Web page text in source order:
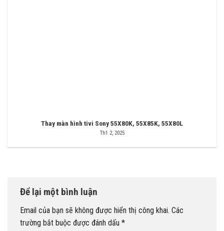
Thay màn hình tivi Sony 55X80K, 55X85K, 55X80L
Th1 2, 2025
Để lại một bình luận
Email của bạn sẽ không được hiển thị công khai. Các
trường bắt buộc được đánh dấu *